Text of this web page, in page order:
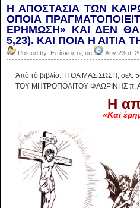
Η ΑΠΟΣΤΑΣΙΑ ΤΩΝ
ΟΠΟΙΑ
ΕΡΗΜΩΣΗ» ΚΑΙ ΔΕΝ
5,23). ΚΑΙ ΠΟΙΑ Η
Posted by: Επίσκοπος on Αυγ 23rd,
Ἀπὸ τὸ βιβλίο: ΤΙ ΘΑ ΜΑΣ ΣΩΣΗ; σελ.
ΤΟΥ ΜΗΤΡΟΠΟΛΙΤΟΥ ΦΛΩΡΙΝΗΣ π.
Η
«Καὶ